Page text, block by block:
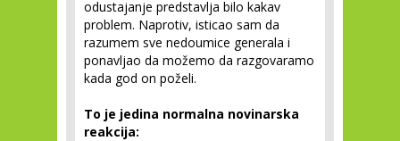
odustajanje predstavlja bilo kakav
problem. Naprotiv, isticao sam da
razumem sve nedoumice generala i
ponavljao da možemo da razgovaramo
kada god on poželi.
To je jedina normalna novinarska
reakcija: